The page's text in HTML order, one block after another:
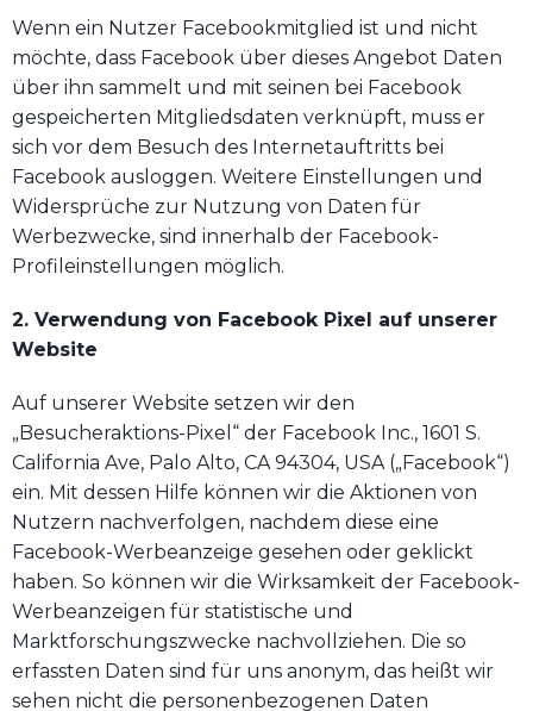
Wenn ein Nutzer Facebookmitglied ist und nicht
möchte, dass Facebook über dieses Angebot Daten
über ihn sammelt und mit seinen bei Facebook
gespeicherten Mitgliedsdaten verknüpft, muss er
sich vor dem Besuch des Internetauftritts bei
Facebook ausloggen. Weitere Einstellungen und
Widersprüche zur Nutzung von Daten für
Werbezwecke, sind innerhalb der Facebook-
Profileinstellungen möglich.
2. Verwendung von Facebook Pixel auf unserer
Website
Auf unserer Website setzen wir den
„Besucheraktions-Pixel“ der Facebook Inc., 1601 S.
California Ave, Palo Alto, CA 94304, USA („Facebook“)
ein. Mit dessen Hilfe können wir die Aktionen von
Nutzern nachverfolgen, nachdem diese eine
Facebook-Werbeanzeige gesehen oder geklickt
haben. So können wir die Wirksamkeit der Facebook-
Werbeanzeigen für statistische und
Marktforschungszwecke nachvollziehen. Die so
erfassten Daten sind für uns anonym, das heißt wir
sehen nicht die personenbezogenen Daten